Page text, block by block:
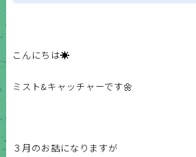
こんにちは☀️
ミスト&キャッチャーです🌼
３月のお話になりますが